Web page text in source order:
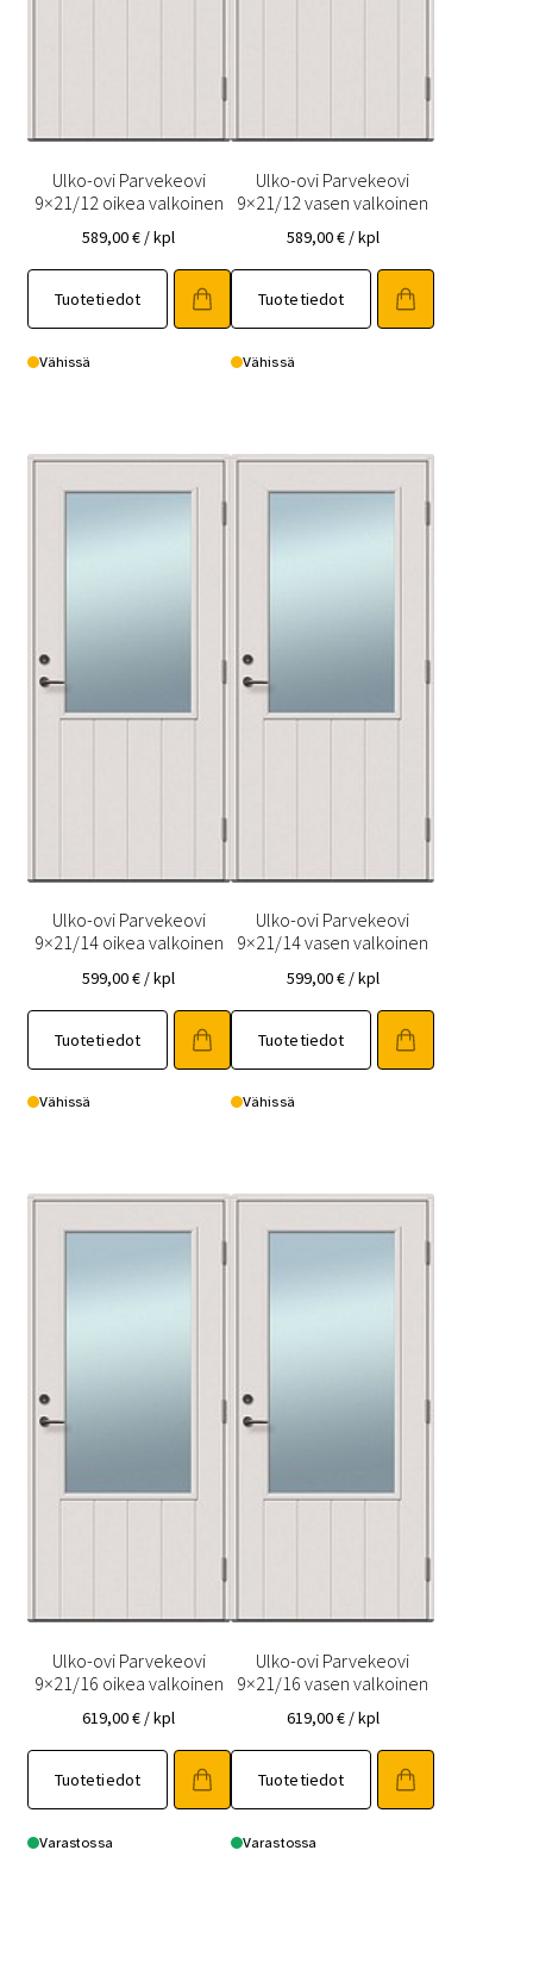
Ulko-ovi Parvekeovi
9×21/12 oikea valkoinen
589,00€ / kpl
Tuotetiedot
Vähissä
Ulko-ovi Parvekeovi
9×21/12 vasen valkoinen
589,00€ / kpl
Tuotetiedot
Vähissä
Ulko-ovi Parvekeovi
9×21/14 oikea valkoinen
599,00€ / kpl
Tuotetiedot
Vähissä
Ulko-ovi Parvekeovi
9×21/14 vasen valkoinen
599,00€ / kpl
Tuotetiedot
Vähissä
Ulko-ovi Parvekeovi
9×21/16 oikea valkoinen
619,00€ / kpl
Tuotetiedot
Varastossa
Ulko-ovi Parvekeovi
9×21/16 vasen valkoinen
619,00€ / kpl
Tuotetiedot
Varastossa